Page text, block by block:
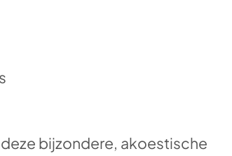
bijzondere, akoestische